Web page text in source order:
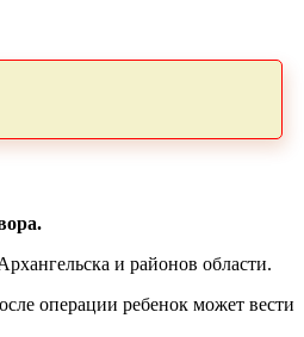
и районов области.
операции ребенок может вести